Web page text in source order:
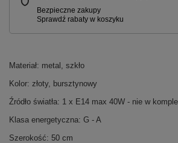
Materiał: metal, szkło
Kolor: złoty, bursztynowy
Źródło światła: 1 x E14 max 40W - nie w
Klasa energetyczna: G - A
Szerokość: 50 cm